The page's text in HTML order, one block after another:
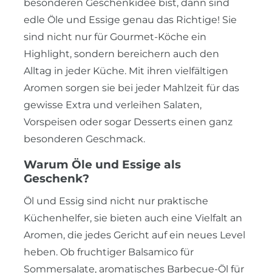
besonderen Geschenkidee bist, dann sind
edle Öle und Essige genau das Richtige! Sie
sind nicht nur für Gourmet-Köche ein
Highlight, sondern bereichern auch den
Alltag in jeder Küche. Mit ihren vielfältigen
Aromen sorgen sie bei jeder Mahlzeit für das
gewisse Extra und verleihen Salaten,
Vorspeisen oder sogar Desserts einen ganz
besonderen Geschmack.
Warum Öle und Essige als
Geschenk?
Öl und Essig sind nicht nur praktische
Küchenhelfer, sie bieten auch eine Vielfalt an
Aromen, die jedes Gericht auf ein neues Level
heben. Ob fruchtiger Balsamico für
Sommersalate, aromatisches Barbecue-Öl für